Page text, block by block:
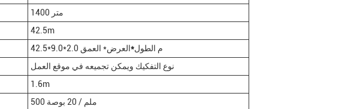
1400 متر
42.5m
42.5*9.0*2.0 م الطول*العرض* العمق
نوع التفكيك ويمكن تجميعه في موقع العمل
1.6m
500 ملم / 20 بوصة